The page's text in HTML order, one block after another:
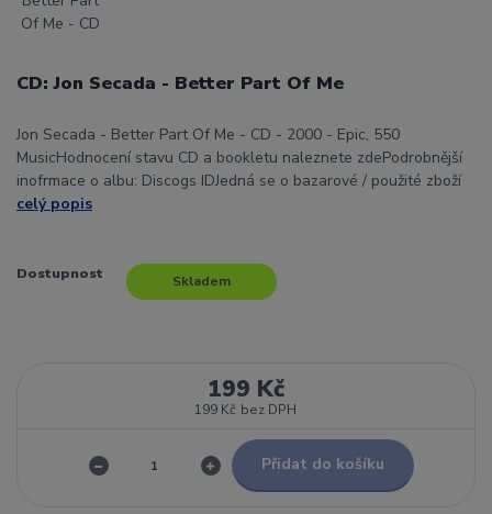
CD: Jon Secada - Better Part Of Me
Jon Secada - Better Part Of Me - CD - 2000 - Epic, 550
MusicHodnocení stavu CD a bookletu naleznete zdePodrobnější
inofrmace o albu: Discogs IDJedná se o bazarové / použité zboží
celý popis
Dostupnost Skladem
199 Kč
199 Kč bez DPH
Přidat do košíku